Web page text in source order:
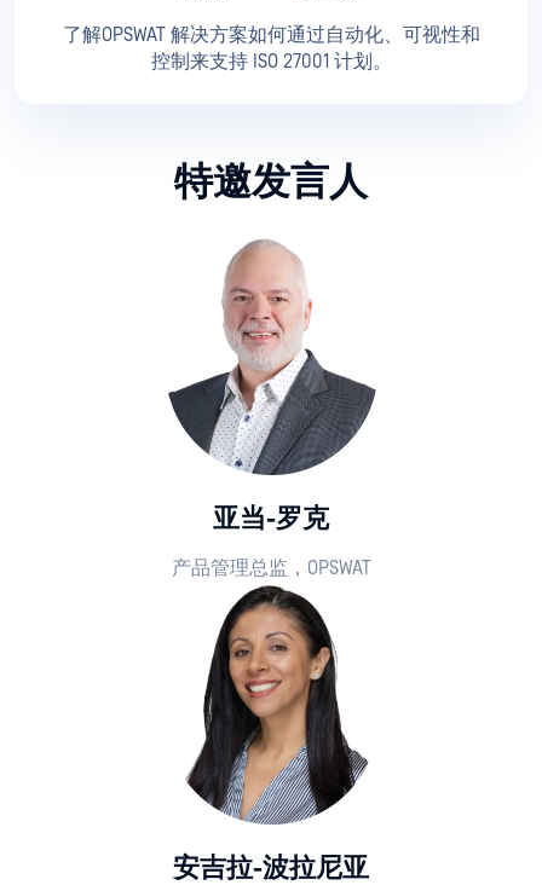
了解OPSWAT 解决方案如何通过自动化、可视性和
控制来支持 ISO 27001 计划。
特邀发言人
亚当-罗克
产品管理总监，OPSWAT
安吉拉-波拉尼亚